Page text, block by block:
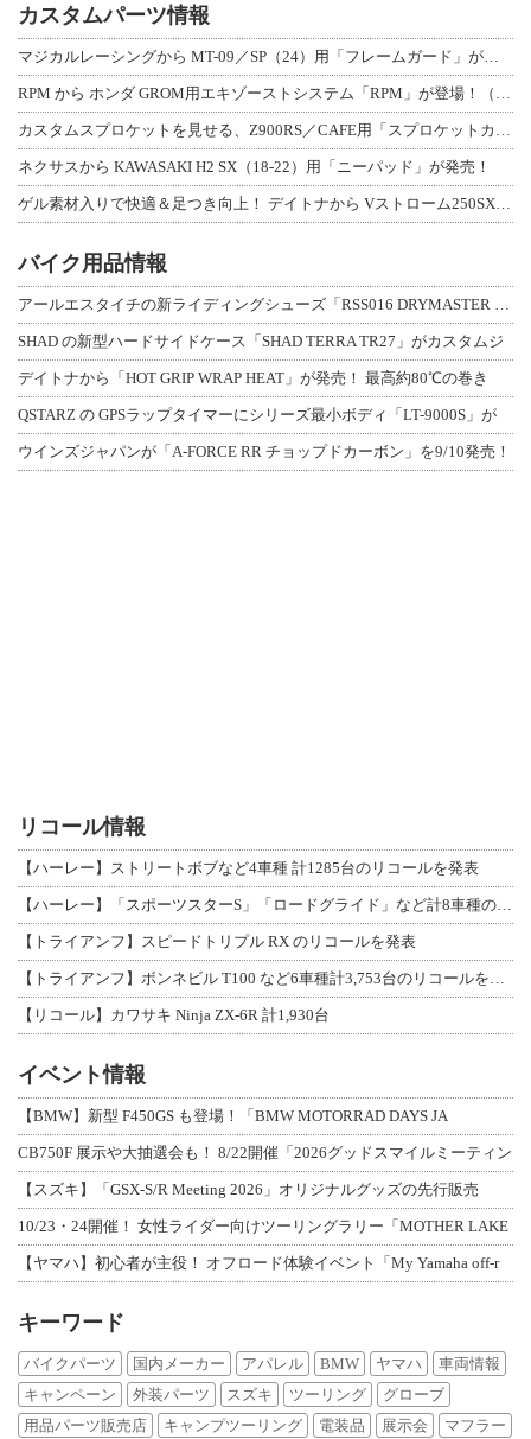
カスタムパーツ情報
マジカルレーシングから MT-09／SP（24）用「フレームガード」が登場！
RPM から ホンダ GROM用エキゾーストシステム「RPM」が登場！（動画あり
カスタムスプロケットを見せる、Z900RS／CAFE用「スプロケットカバーフルキ
ネクサスから KAWASAKI H2 SX（18-22）用「ニーパッド」が発売！
ゲル素材入りで快適＆足つき向上！ デイトナから Vストローム250SX用「快適ロ
バイク用品情報
アールエスタイチの新ライディングシューズ「RSS016 DRYMASTER スト
SHAD の新型ハードサイドケース「SHAD TERRA TR27」がカスタムジ
デイトナから「HOT GRIP WRAP HEAT」が発売！ 最高約80℃の巻き
QSTARZ の GPSラップタイマーにシリーズ最小ボディ「LT-9000S」が
ウインズジャパンが「A-FORCE RR チョップドカーボン」を9/10発売！
リコール情報
【ハーレー】ストリートボブなど4車種 計1285台のリコールを発表
【ハーレー】「スポーツスターS」「ロードグライド」など計8車種のリコールを発表
【トライアンフ】スピードトリプル RX のリコールを発表
【トライアンフ】ボンネビル T100 など6車種計3,753台のリコールを発表
【リコール】カワサキ Ninja ZX-6R 計1,930台
イベント情報
【BMW】新型 F450GS も登場！「BMW MOTORRAD DAYS JA
CB750F 展示や大抽選会も！ 8/22開催「2026グッドスマイルミーティン
【スズキ】「GSX-S/R Meeting 2026」オリジナルグッズの先行販売
10/23・24開催！ 女性ライダー向けツーリングラリー「MOTHER LAKE
【ヤマハ】初心者が主役！ オフロード体験イベント「My Yamaha off-r
キーワード
バイクパーツ 国内メーカー アパレル BMW ヤマハ
車両情報
キャンペーン
外装パーツ スズキ ツーリング
グローブ
用品パーツ販売店
キャンプツーリング 電装品 展示会 マフラー